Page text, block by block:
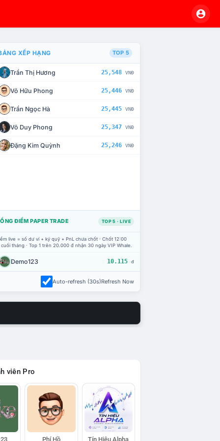
CHẾ TÀI XỬ LÝ VI PHẠM
XẾP HẠNG TOP 5
Trần Thị Hương 25,548 VNĐ
Võ Hữu Phong 25,446 VNĐ
Trần Ngọc Hà 25,445 VNĐ
Võ Duy Phong 25,347 VNĐ
Đặng Kim Quỳnh 25,246 VNĐ
ĐIỂM PAPER TRADE TOP 5 · LIVE
live = số dư ví + ký quỹ + PnL chưa chốt · Chốt 12:00
tháng · Top 1 trên 20.000 đ nhận 30 ngày VIP Whale.
Demo123 10.115 đ
Auto-refresh (30s)Refresh Now
viên Pro
Phí Hồ Tín Hiệu Alpha